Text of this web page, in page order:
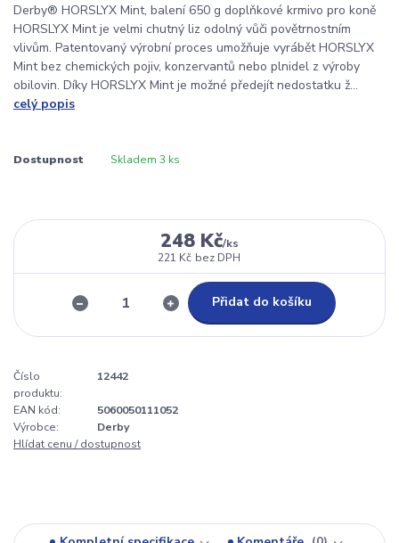
Derby® HORSLYX Mint, balení 650 g doplňkové krmivo pro koně
HORSLYX Mint je velmi chutný liz odolný vůči povětrnostním
vlivům. Patentovaný výrobní proces umožňuje vyrábět HORSLYX
Mint bez chemických pojiv, konzervantů nebo plnidel z výroby
obilovin. Díky HORSLYX Mint je možné předejít nedostatku ž...
celý popis
Dostupnost Skladem 3 ks
248 Kč/ks
221 Kč bez DPH
Přidat do košíku
Číslo
produktu:
12442
EAN kód:
5060050111052
Výrobce:
Derby
Hlídat cenu / dostupnost